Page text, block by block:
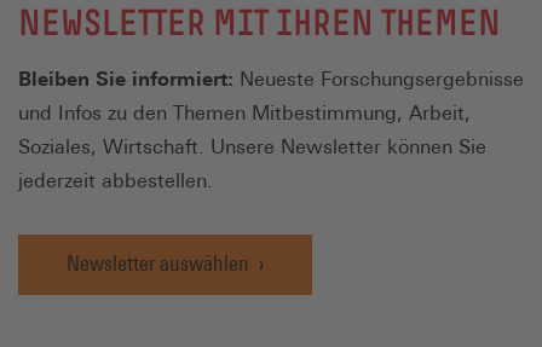
NEWSLETTER MIT IHREN THEMEN
Bleiben Sie informiert: Neueste Forschungsergebnisse
und Infos zu den Themen Mitbestimmung, Arbeit,
Soziales, Wirtschaft. Unsere Newsletter können Sie
jederzeit abbestellen.
Newsletter auswählen